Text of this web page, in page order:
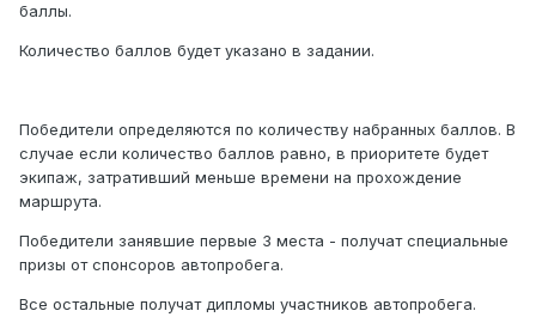
баллы.
Количество баллов будет указано в задании.
Победители определяются по количеству набранных баллов. В
случае если количество баллов равно, в приоритете будет
экипаж, затративший меньше времени на прохождение
маршрута.
Победители занявшие первые 3 места - получат специальные
призы от спонсоров автопробега.
Все остальные получат дипломы участников автопробега.